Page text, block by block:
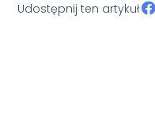
Udostępnij ten artykuł